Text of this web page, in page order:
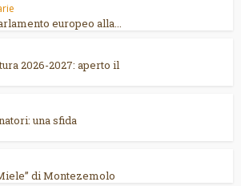
europeo alla...
2026-2027: aperto il
una sfida
di Montezemolo